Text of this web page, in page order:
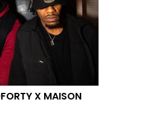
X MAISON